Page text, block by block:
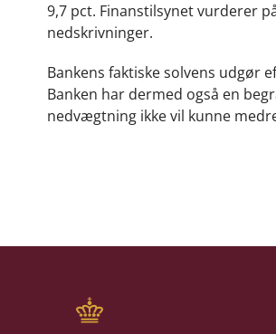
9,7 pct. Finanstilsynet vurderer
nedskrivninger.
Bankens faktiske solvens udgør
Banken har dermed også en
nedvægtning ikke vil kunne